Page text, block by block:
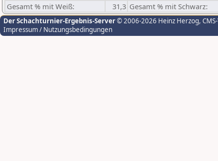
Gesamt % mit Weiß:
31,3 Gesamt % mit Schwarz:
Der Schachturnier-Ergebnis-Server© 2006-2026 Heinz Herzog,
Impressum / Nutzungsbedingungen